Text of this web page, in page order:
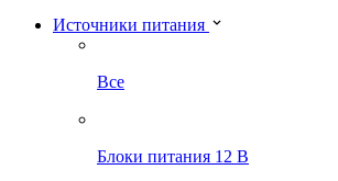
Источники питания
Все
Блоки питания 12 В